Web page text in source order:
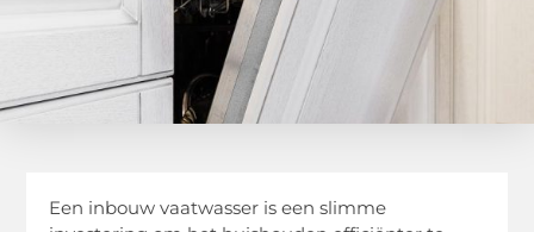
Een inbouw vaatwasser is een slimme